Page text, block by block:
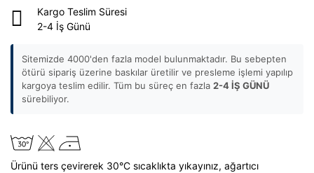
Kargo Teslim Süresi
2-4 İş Günü
Sitemizde 4000'den fazla model bulunmaktadır. Bu sebepten
ötürü sipariş üzerine baskılar üretilir ve presleme işlemi yapılıp
kargoya teslim edilir. Tüm bu süreç en fazla 2-4 İŞ GÜNÜ
sürebiliyor.
Ürünü ters çevirerek 30°C sıcaklıkta yıkayınız, ağartıcı